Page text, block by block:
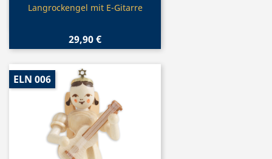
Vorschau
Langrockengel mit E-Gitarre
29,90 €
ELN 006